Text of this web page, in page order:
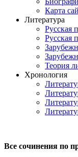
Карта
Литература
Русская
Русская
Теория
Хронология
Все сочинения по